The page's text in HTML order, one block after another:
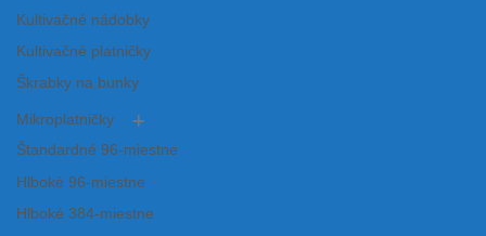
Kultivačné nádobky
Kultivačné platničky
Škrabky na bunky
Mikroplatničky
Štandardné 96-miestne
Hlboké 96-miestne
Hlboké 384-miestne